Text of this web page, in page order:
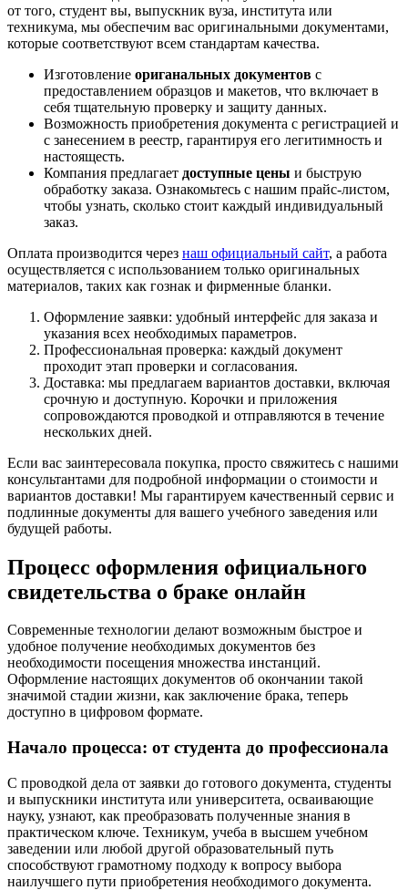
от того, студент вы, выпускник вуза, института или
техникума, мы обеспечим вас оригинальными документами,
которые соответствуют всем стандартам качества.
Изготовление ориганальных документов с
предоставлением образцов и макетов, что включает в
себя тщательную проверку и защиту данных.
Возможность приобретения документа с регистрацией и
с занесением в реестр, гарантируя его легитимность и
настоящесть.
Компания предлагает доступные цены и быструю
обработку заказа. Ознакомьтесь с нашим прайс-листом,
чтобы узнать, сколько стоит каждый индивидуальный
заказ.
Оплата производится через наш официальный сайт, а работа
осуществляется с использованием только оригинальных
материалов, таких как гознак и фирменные бланки.
Оформление заявки: удобный интерфейс для заказа и
указания всех необходимых параметров.
Профессиональная проверка: каждый документ
проходит этап проверки и согласования.
Доставка: мы предлагаем вариантов доставки, включая
срочную и доступную. Корочки и приложения
сопровождаются проводкой и отправляются в течение
нескольких дней.
Если вас заинтересовала покупка, просто свяжитесь с нашими
консультантами для подробной информации о стоимости и
вариантов доставки! Мы гарантируем качественный сервис и
подлинные документы для вашего учебного заведения или
будущей работы.
Процесс оформления официального
свидетельства о браке онлайн
Современные технологии делают возможным быстрое и
удобное получение необходимых документов без
необходимости посещения множества инстанций.
Оформление настоящих документов об окончании такой
значимой стадии жизни, как заключение брака, теперь
доступно в цифровом формате.
Начало процесса: от студента до профессионала
С проводкой дела от заявки до готового документа, студенты
и выпускники института или университета, осваивающие
науку, узнают, как преобразовать полученные знания в
практическом ключе. Техникум, учеба в высшем учебном
заведении или любой другой образовательный путь
способствуют грамотному подходу к вопросу выбора
наилучшего пути приобретения необходимого документа.